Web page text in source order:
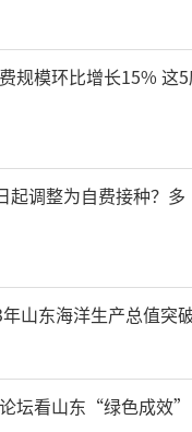
规模环比增长15%
起调整为自费接种？多
山东海洋生产总值突
坛看山东“绿色成效”